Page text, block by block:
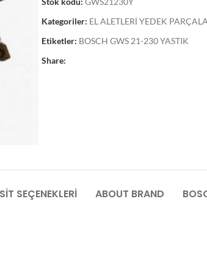
Kategoriler: EL ALETLERİ YEDEK
Etiketler: BOSCH GWS 21-230 YASTIK
Share:
SEÇENEKLERI ABOUT BRAND